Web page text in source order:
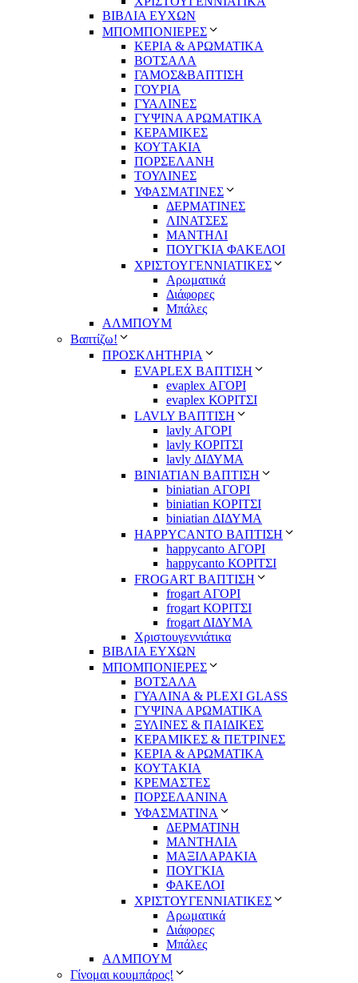
ΒΙΒΛΙΑ ΕΥΧΩΝ
ΜΠΟΜΠΟΝΙΕΡΕΣ
ΚΕΡΙΑ & ΑΡΩΜΑΤΙΚΑ
ΒΟΤΣΑΛΑ
ΓΑΜΟΣ&ΒΑΠΤΙΣΗ
ΓΟΥΡΙΑ
ΓΥΑΛΙΝΕΣ
ΓΥΨΙΝΑ ΑΡΩΜΑΤΙΚΑ
ΚΕΡΑΜΙΚΕΣ
ΚΟΥΤΑΚΙΑ
ΠΟΡΣΕΛΑΝΗ
ΤΟΥΛΙΝΕΣ
ΥΦΑΣΜΑΤΙΝΕΣ
ΔΕΡΜΑΤΙΝΕΣ
ΛΙΝΑΤΣΕΣ
ΜΑΝΤΗΛΙ
ΠΟΥΓΚΙΑ ΦΑΚΕΛΟΙ
ΧΡΙΣΤΟΥΓΕΝΝΙΑΤΙΚΕΣ
Αρωματικά
Διάφορες
Μπάλες
ΑΛΜΠΟΥΜ
Βαπτίζω!
ΠΡΟΣΚΛΗΤΗΡΙΑ
EVAPLEX ΒΑΠΤΙΣΗ
evaplex ΑΓΟΡΙ
evaplex ΚΟΡΙΤΣΙ
LAVLY ΒΑΠΤΙΣΗ
lavly ΑΓΟΡΙ
lavly ΚΟΡΙΤΣΙ
lavly ΔΙΔΥΜΑ
ΒΙΝΙΑΤΙΑΝ ΒΑΠΤΙΣΗ
biniatian ΑΓΟΡΙ
biniatian ΚΟΡΙΤΣΙ
biniatian ΔΙΔΥΜΑ
HAPPYCANTO ΒΑΠΤΙΣΗ
happycanto ΑΓΟΡΙ
happycanto ΚΟΡΙΤΣΙ
FROGART ΒΑΠΤΙΣΗ
frogart ΑΓΟΡΙ
frogart ΚΟΡΙΤΣΙ
frogart ΔΙΔΥΜΑ
Χριστουγεννιάτικα
ΒΙΒΛΙΑ ΕΥΧΩΝ
ΜΠΟΜΠΟΝΙΕΡΕΣ
ΒΟΤΣΑΛΑ
ΓΥΑΛΙΝΑ & PLEXI GLASS
ΓΥΨΙΝΑ ΑΡΩΜΑΤΙΚΑ
ΞΥΛΙΝΕΣ & ΠΑΙΔΙΚΕΣ
ΚΕΡΑΜΙΚΕΣ & ΠΕΤΡΙΝΕΣ
ΚΕΡΙΑ & ΑΡΩΜΑΤΙΚΑ
ΚΟΥΤΑΚΙΑ
ΚΡΕΜΑΣΤΕΣ
ΠΟΡΣΕΛΑΝΙΝΑ
ΥΦΑΣΜΑΤΙΝA
ΔΕΡΜΑΤΙΝΗ
ΜΑΝΤΗΛΙΑ
ΜΑΞΙΛΑΡΑΚΙΑ
ΠΟΥΓΚΙΑ
ΦΑΚΕΛΟΙ
ΧΡΙΣΤΟΥΓΕΝΝΙΑΤΙΚΕΣ
Αρωματικά
Διάφορες
Μπάλες
ΑΛΜΠΟΥΜ
Γίνομαι κουμπάρος!